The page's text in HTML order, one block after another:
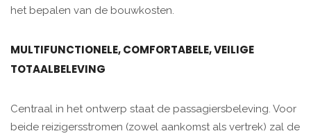
het bepalen van de bouwkosten.
MULTIFUNCTIONELE, COMFORTABELE, VEILIGE
TOTAALBELEVING
Centraal in het ontwerp staat de passagiersbeleving. Voor
beide reizigersstromen (zowel aankomst als vertrek) zal de